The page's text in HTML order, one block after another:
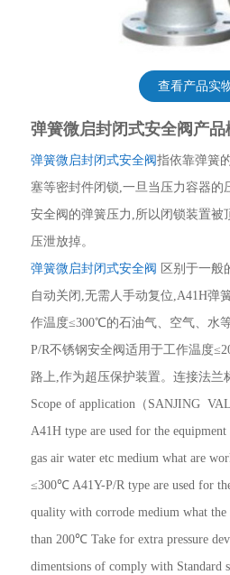
查看产品实
弹簧微启封闭式安全阀产品
弹簧微启封闭式安全阀指依靠弹簧
塞等密封件闭锁,一旦当压力容器的
安全阀的弹簧压力,所以闭锁装置被
压泄放掉。
弹簧微启封闭式安全阀 区别于一般
自动关闭,无需人手动复位,A41H弹
作温度≤300℃的石油气、空气、水
P/R不锈钢安全阀适用于工作温度
路上,作为超压保护装置。连接法兰
Scope of application（SANJING
A41H type are used for the
gas air water etc medium what are
≤300℃ A41Y-P/R type are used for
quality with corrode medium what the
than 200℃ Take for extra pressure
dimentsions of comply with Standard